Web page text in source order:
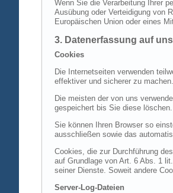
Wenn Sie die Verarbeitung Ihrer
Ausübung oder Verteidigung von
Europäischen Union oder eines
3. Datenerfassung auf
Cookies
Die Internetseiten verwenden
effektiver und sicherer zu
Die meisten der von uns
gespeichert bis Sie diese
Sie können Ihren Browser so
ausschließen sowie das
Cookies, die zur Durchführung
auf Grundlage von Art. 6 Abs. 1
seiner Dienste. Soweit andere
Server-Log-Dateien